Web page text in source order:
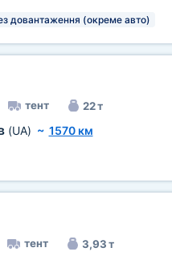
довантаження (окреме авто)
тент 22 т
(UA) ~ 1570 км
тент 3,93 т